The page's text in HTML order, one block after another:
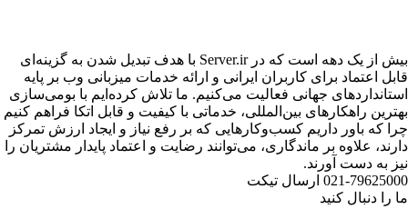
بیش از یک دهه است که در Server.ir با هدف تبدیل شدن به گزینه‌ای
قابل اعتماد برای کاربران ایرانی و ارائه خدمات میزبانی وب بر پایه
استانداردهای جهانی فعالیت می‌کنیم. ما تلاش کرده‌ایم با بومی‌سازی
بهترین راهکارهای بین‌المللی، خدماتی با کیفیت و قابل اتکا فراهم کنیم
چرا که باور داریم کسب‌وکارهایی که بر رفع نیاز و ایجاد ارزش تمرکز
دارند، علاوه بر ماندگاری، می‌توانند رضایت و اعتماد پایدار مشتریان را
نیز به دست آورند.
021-79625000 ارسال تیکت
ما را دنبال کنید